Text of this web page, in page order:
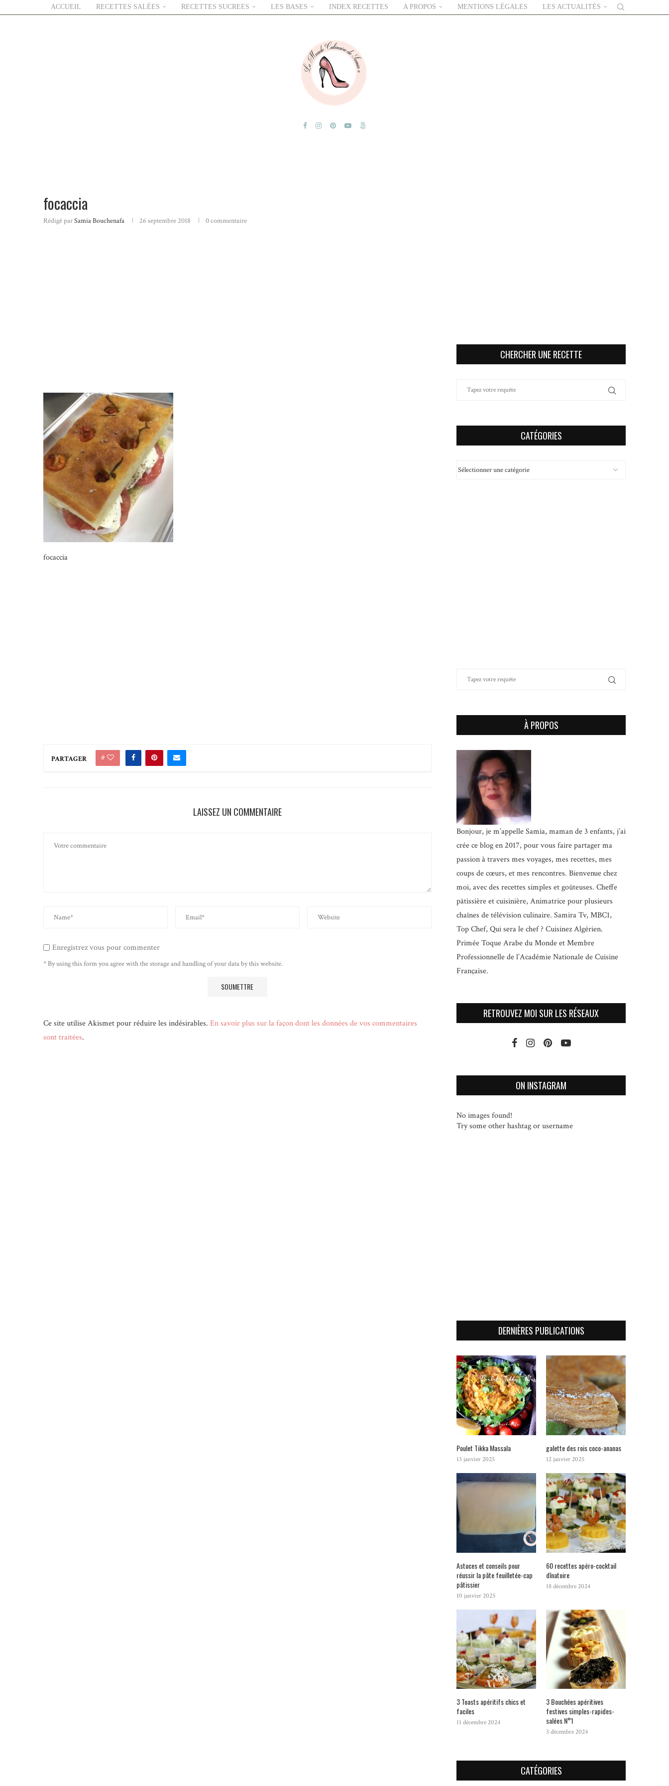
ACCUEIL RECETTES SALÉES RECETTES SUCREES LES BASES INDEX RECETTES A PROPOS MENTIONS LÉGALES LES ACTUALITÉS
focaccia
Rédigé parSamia Bouchenafa 26 septembre 2018 0 commentaire
focaccia
PARTAGER 0
LAISSEZ UN COMMENTAIRE
Enregistrez vous pour commenter
* By using this form you agree with the storage and handling of your data by this website.
Ce site utilise Akismet pour réduire les indésirables. En savoir plus sur la façon dont les données de vos commentaires
sont traitées.
CHERCHER UNE RECETTE
CATÉGORIES
À PROPOS
Bonjour, je m’appelle Samia, maman de 3 enfants, j’ai
crée ce blog en 2017, pour vous faire partager ma
passion à travers mes voyages, mes recettes, mes
coups de cœurs, et mes rencontres. Bienvenue chez
moi, avec des recettes simples et goûteuses. Cheffe
pâtissière et cuisinière, Animatrice pour plusieurs
chaînes de télévision culinaire. Samira Tv, MBC1,
Top Chef, Qui sera le chef ? Cuisinez Algérien.
Primée Toque Arabe du Monde etMembre
Professionnelle de l’Académie Nationale de Cuisine
Française.
RETROUVEZ MOI SUR LES RÉSEAUX
ON INSTAGRAM
No images found!
Try some other hashtag or username
DERNIÈRES PUBLICATIONS
Poulet Tikka Massala
13 janvier 2025
galette des rois coco-ananas
12 janvier 2025
Astuces et conseils pour
réussir la pâte feuilletée-cap
pâtissier
10 janvier 2025
60 recettes apéro-cocktail
dînatoire
18 décembre 2024
3 Toasts apéritifs chics et
faciles
11 décembre 2024
3 Bouchées apéritives
festives simples-rapides-
salées N°1
3 décembre 2024
CATÉGORIES